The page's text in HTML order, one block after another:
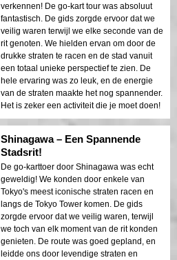
verkennen! De go-kart tour was absoluut
fantastisch. De gids zorgde ervoor dat we
veilig waren terwijl we elke seconde van de
rit genoten. We hielden ervan om door de
drukke straten te racen en de stad vanuit
een totaal unieke perspectief te zien. De
hele ervaring was zo leuk, en de energie
van de straten maakte het nog spannender.
Het is zeker een activiteit die je moet doen!
Shinagawa – Een Spannende
Stadsrit!
De go-karttoer door Shinagawa was echt
geweldig! We konden door enkele van
Tokyo's meest iconische straten racen en
langs de Tokyo Tower komen. De gids
zorgde ervoor dat we veilig waren, terwijl
we toch van elk moment van de rit konden
genieten. De route was goed gepland, en
leidde ons door levendige straten en